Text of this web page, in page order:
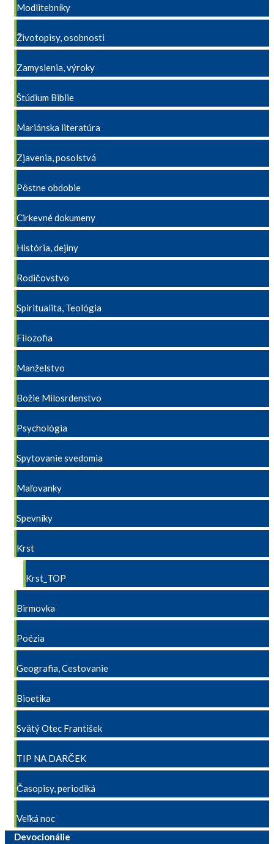
Modlitebníky
Životopisy, osobnosti
Zamyslenia, výroky
Štúdium Biblie
Mariánska literatúra
Zjavenia, posolstvá
Pôstne obdobie
Cirkevné dokumeny
História, dejiny
Rodičovstvo
Spiritualita, Teológia
Filozofia
Manželstvo
Božie Milosrdenstvo
Psychológia
Spytovanie svedomia
Maľovanky
Spevníky
Krst
Krst_TOP
Birmovka
Poézia
Geografia, Cestovanie
Bioetika
Svätý Otec František
TIP NA DARČEK
Časopisy, periodiká
Veľká noc
Devocionálie